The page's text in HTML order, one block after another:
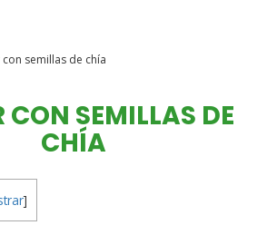
semillas de chía
CON SEMILLAS DE
CHÍA
]